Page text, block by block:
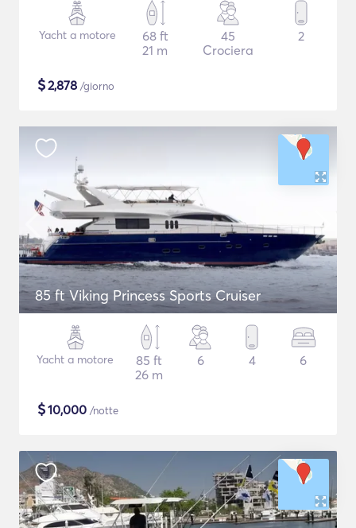
Yacht a motore
68 ft
21 m
45
Crociera
2
$2,878 /giorno
85 ft Viking Princess Sports Cruiser
Yacht a motore
85 ft
26 m
6 4 6
$10,000 /notte